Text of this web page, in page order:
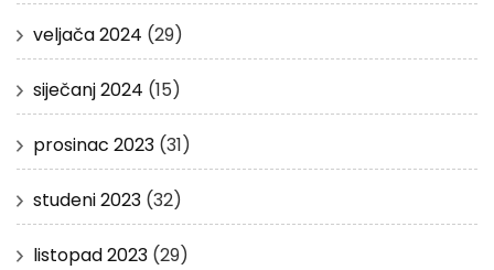
veljača 2024 (29)
siječanj 2024 (15)
prosinac 2023 (31)
studeni 2023 (32)
listopad 2023 (29)